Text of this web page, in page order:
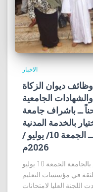
الاخبار
ديوان الزكاة
الجامعية
1764 ممتحناً ــ باشراف جامعة
بالخدمة المدنية
القومية ــ مركز جامعة كسلا ــ الجمعة 10/ يوليو /
2026م
إعداد : إدارة العلاقات العامة والإعلام بالجامعة الجمعة 10 يوليو
في مؤسسات التعليم
اللجنة العليا لامتحانات